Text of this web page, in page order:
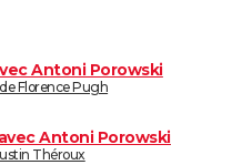
Antoni Porowski
Florence Pugh
Antoni Porowski
Théroux